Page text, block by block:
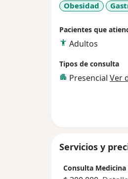
Obesidad
Pacientes que
Adultos
Tipos de consulta
Presencial Ver
Servicios y
Consulta